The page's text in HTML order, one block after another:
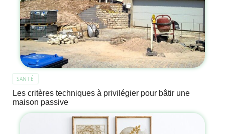
SANTÉ
Les critères techniques à privilégier pour bâtir une
maison passive